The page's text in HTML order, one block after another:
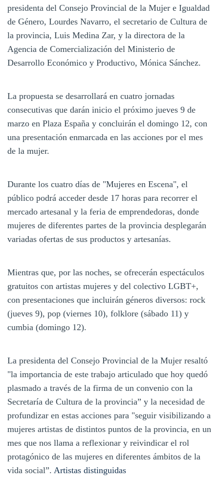
presidenta del Consejo Provincial de la Mujer e Igualdad
de Género, Lourdes Navarro, el secretario de Cultura de
la provincia, Luis Medina Zar, y la directora de la
Agencia de Comercialización del Ministerio de
Desarrollo Económico y Productivo, Mónica Sánchez.
La propuesta se desarrollará en cuatro jornadas
consecutivas que darán inicio el próximo jueves 9 de
marzo en Plaza España y concluirán el domingo 12, con
una presentación enmarcada en las acciones por el mes
de la mujer.
Durante los cuatro días de "Mujeres en Escena", el
público podrá acceder desde 17 horas para recorrer el
mercado artesanal y la feria de emprendedoras, donde
mujeres de diferentes partes de la provincia desplegarán
variadas ofertas de sus productos y artesanías.
Mientras que, por las noches, se ofrecerán espectáculos
gratuitos con artistas mujeres y del colectivo LGBT+,
con presentaciones que incluirán géneros diversos: rock
(jueves 9), pop (viernes 10), folklore (sábado 11) y
cumbia (domingo 12).
La presidenta del Consejo Provincial de la Mujer resaltó
"la importancia de este trabajo articulado que hoy quedó
plasmado a través de la firma de un convenio con la
Secretaría de Cultura de la provincia” y la necesidad de
profundizar en estas acciones para "seguir visibilizando a
mujeres artistas de distintos puntos de la provincia, en un
mes que nos llama a reflexionar y reivindicar el rol
protagónico de las mujeres en diferentes ámbitos de la
vida social”. Artistas distinguidas